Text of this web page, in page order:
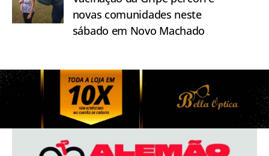
novas comunidades neste
sábado em Novo Machado